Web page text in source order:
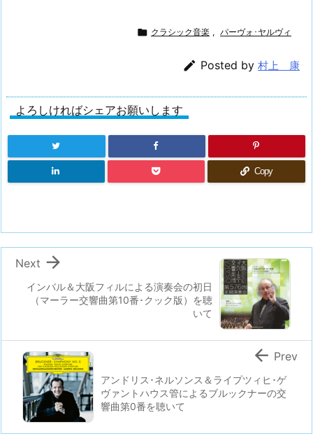
 クラシック音楽 , パーヴォ･ヤルヴィ
 Posted by 村上 康
よろしければシェアお願いします
Copy
インバル＆大阪フィルによる演奏会の初日
（マーラー交響曲第10番･クック版）を聴
いて

Next
アンドリス･ネルソンス＆ライプツィヒ･ゲ
ヴァントハウス管によるブルックナーの交
響曲第0番を聴いて
 Prev